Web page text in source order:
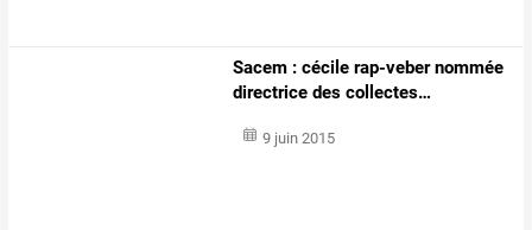
Sacem : cécile rap-vebernommée
directrice des collectes…
9 juin 2015